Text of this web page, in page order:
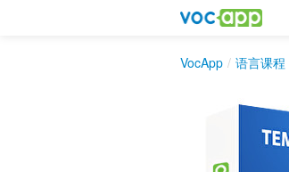
VocApp / 语言课程